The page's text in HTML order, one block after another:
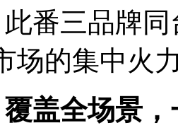
番三品牌
场的集中火
盖全场景